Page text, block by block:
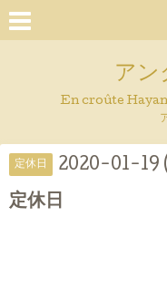
アン
En croûte Hayama
定休日 2020-01-19
定休日